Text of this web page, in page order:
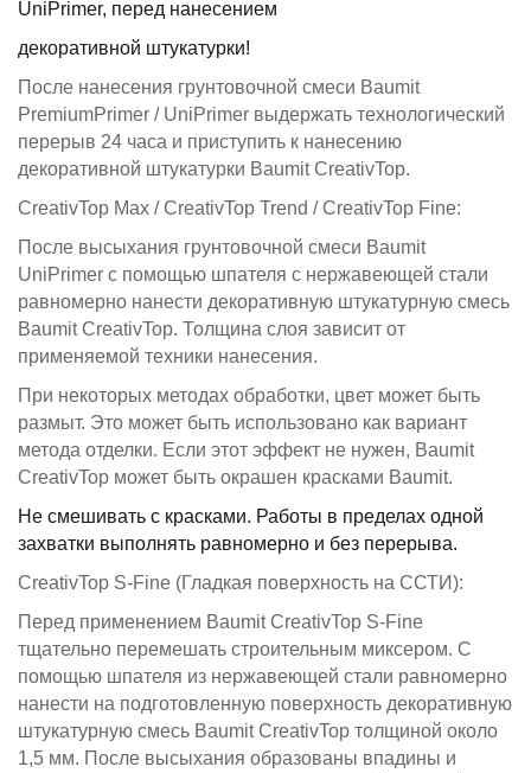
UniPrimer, перед нанесением
декоративной штукатурки!
После нанесения грунтовочной смеси Baumit
PremiumPrimer / UniPrimer выдержать технологический
перерыв 24 часа и приступить к нанесению
декоративной штукатурки Baumit CreativTop.
CreativTop Max / CreativTop Trend / CreativTop Fine:
После высыхания грунтовочной смеси Baumit
UniPrimer с помощью шпателя с нержавеющей стали
равномерно нанести декоративную штукатурную смесь
Baumit CreativTop. Толщина слоя зависит от
применяемой техники нанесения.
При некоторых методах обработки, цвет может быть
размыт. Это может быть использовано как вариант
метода отделки. Если этот эффект не нужен, Baumit
CreativTop может быть окрашен красками Baumit.
Не смешивать с красками. Работы в пределах одной
захватки выполнять равномерно и без перерыва.
CreativTop S-Fine (Гладкая поверхность на ССТИ):
Перед применением Baumit CreativTop S-Fine
тщательно перемешать строительным миксером. С
помощью шпателя из нержавеющей стали равномерно
нанести на подготовленную поверхность декоративную
штукатурную смесь Baumit CreativTop толщиной около
1,5 мм. После высыхания образованы впадины и